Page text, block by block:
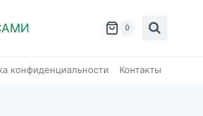
0
конфиденциальности Контакты